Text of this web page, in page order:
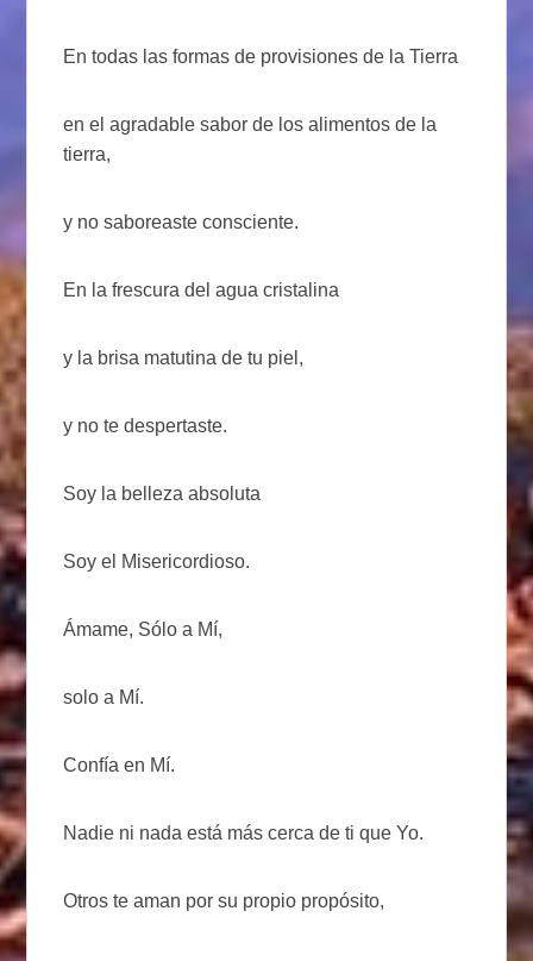
En todas las formas de provisiones de la Tierra
en el agradable sabor de los alimentos de la
tierra,
y no saboreaste consciente.
En la frescura del agua cristalina
y la brisa matutina de tu piel,
y no te despertaste.
Soy la belleza absoluta
Soy el Misericordioso.
Ámame, Sólo a Mí,
solo a Mí.
Confía en Mí.
Nadie ni nada está más cerca de ti que Yo.
Otros te aman por su propio propósito,